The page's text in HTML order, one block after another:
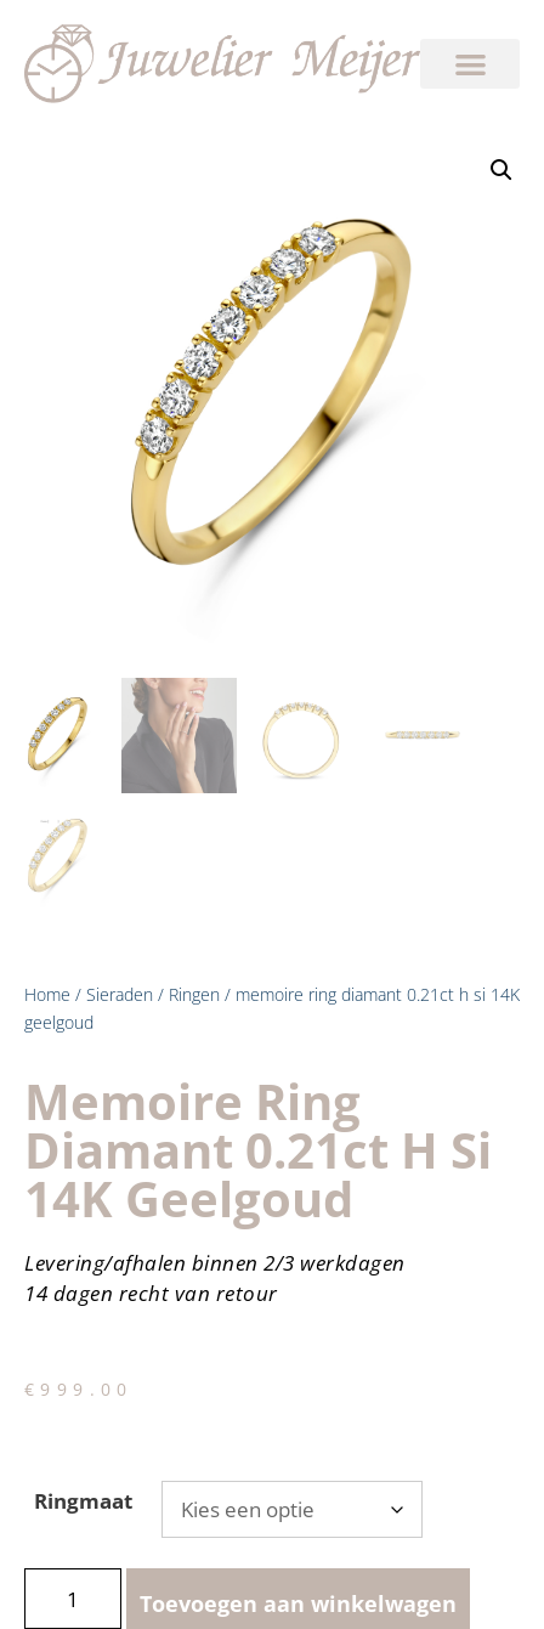
Home / Sieraden / Ringen / memoire ring diamant 0.21ct h si 14K
geelgoud
Memoire Ring
Diamant 0.21ct H Si
14K Geelgoud
Levering/afhalen binnen 2/3 werkdagen
14 dagen recht van retour
€ 999.00
Ringmaat
Toevoegen aan winkelwagen